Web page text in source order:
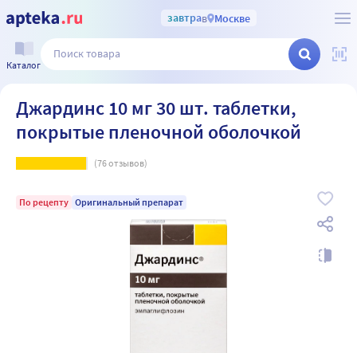
завтрав Москве
Каталог
Джардинс 10 мг 30 шт. таблетки,
покрытые пленочной оболочкой
(76отзывов)
По рецепту Оригинальный препарат